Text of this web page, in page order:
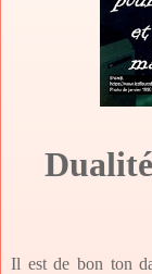
Il est de bon ton